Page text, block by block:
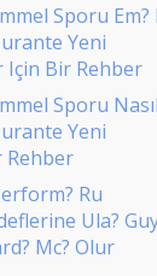
Sporu Em?
Yeni
Için Bir Rehber
Sporu Nasıl
Yeni
Rehber
Ru
Ula?
Mc? Olur